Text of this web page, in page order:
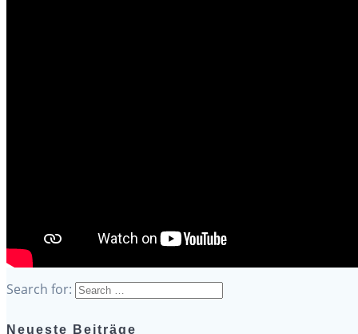
Search for:
Neueste Beiträge